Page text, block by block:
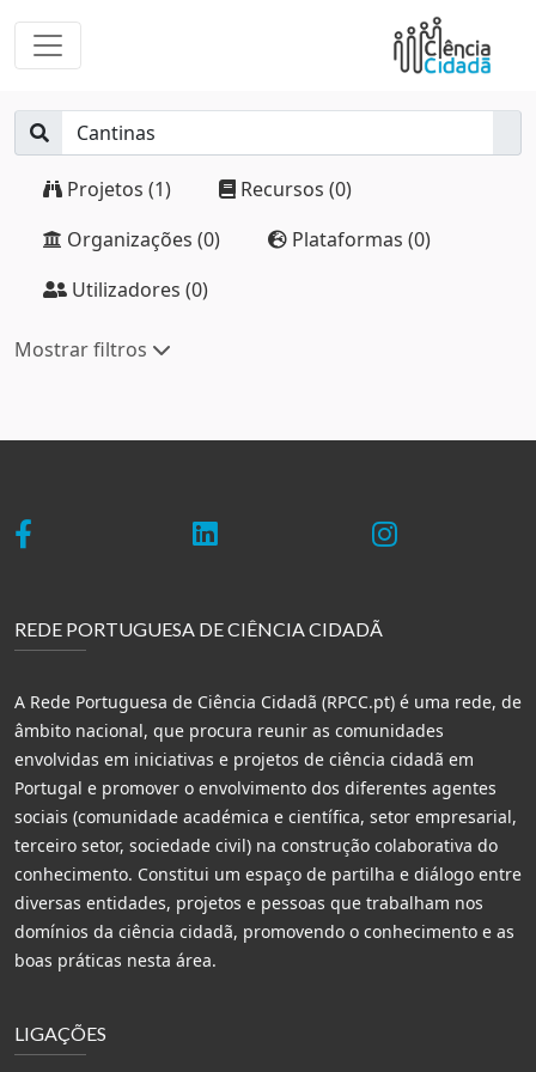
Projetos (1)
Recursos (0)
Organizações (0)
Plataformas (0)
Utilizadores (0)
Mostrar filtros
REDE PORTUGUESA DE CIÊNCIA CIDADÃ
A Rede Portuguesa de Ciência Cidadã (RPCC.pt) é uma rede, de
âmbito nacional, que procura reunir as comunidades
envolvidas em iniciativas e projetos de ciência cidadã em
Portugal e promover o envolvimento dos diferentes agentes
sociais (comunidade académica e científica, setor empresarial,
terceiro setor, sociedade civil) na construção colaborativa do
conhecimento. Constitui um espaço de partilha e diálogo entre
diversas entidades, projetos e pessoas que trabalham nos
domínios da ciência cidadã, promovendo o conhecimento e as
boas práticas nesta área.
LIGAÇÕES